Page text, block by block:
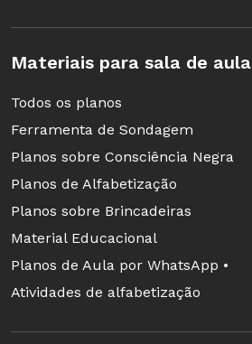
Materiais para sala de aula
Todos os planos
Ferramenta de Sondagem
Planos sobre Consciência Negra
Planos de Alfabetização
Planos sobre Brincadeiras
Material Educacional
Planos de Aula por WhatsApp •
Atividades de alfabetização